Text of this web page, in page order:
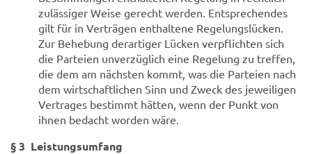
zulässiger Weise gerecht werden. Entsprechendes
gilt für in Verträgen enthaltene Regelungslücken.
Zur Behebung derartiger Lücken verpflichten sich
die Parteien unverzüglich eine Regelung zu treffen,
die dem am nächsten kommt, was die Parteien nach
dem wirtschaftlichen Sinn und Zweck des jeweiligen
Vertrages bestimmt hätten, wenn der Punkt von
ihnen bedacht worden wäre.
§ 3 Leistungsumfang